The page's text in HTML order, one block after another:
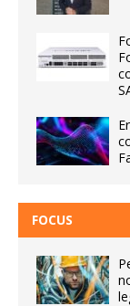
FOCUS